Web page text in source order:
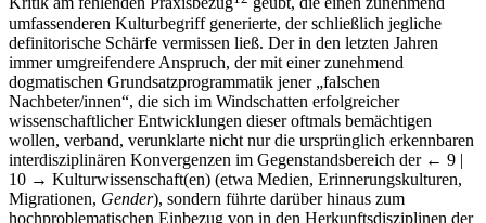
umfassenderen Kulturbegriff generierte, der schließlich jegliche
definitorische Schärfe vermissen ließ. Der in den letzten Jahren
immer umgreifendere Anspruch, der mit einer zunehmend
dogmatischen Grundsatzprogrammatik jener „falschen
Nachbeter/innen“, die sich im Windschatten erfolgreicher
wissenschaftlicher Entwicklungen dieser oftmals bemächtigen
wollen, verband, verunklarte nicht nur die ursprünglich erkennbaren
interdisziplinären Konvergenzen im Gegenstandsbereich der ← 9 |
10 → Kulturwissenschaft(en) (etwa Medien, Erinnerungskulturen,
Migrationen, Gender), sondern führte darüber hinaus zum
hochproblematischen Einbezug von in den Herkunftsdisziplinen der